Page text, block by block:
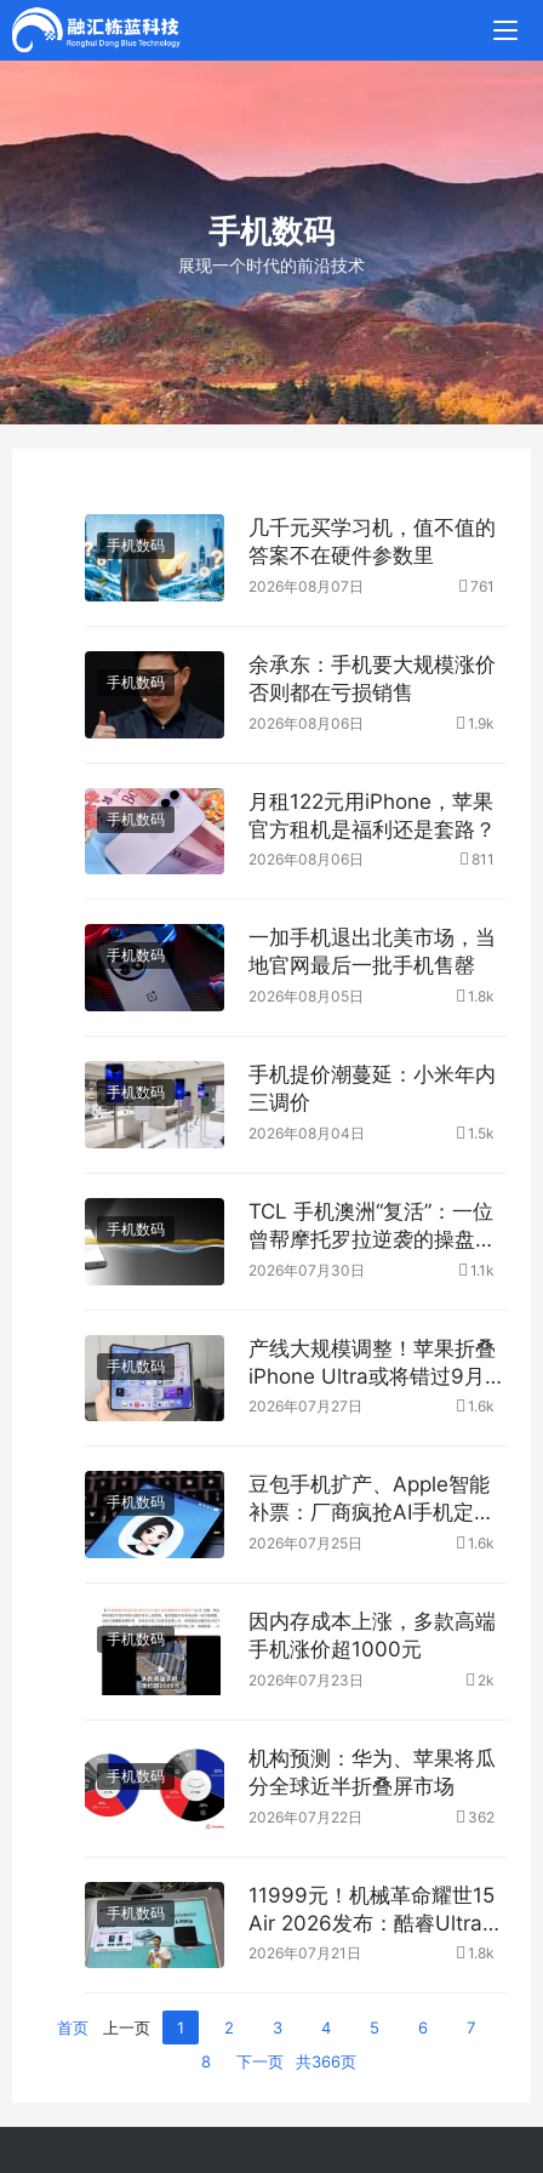
手机数码
展现一个时代的前沿技术
手机数码
几千元买学习机，值不值的
答案不在硬件参数里
2026年08月07日 761
手机数码
余承东：手机要大规模涨价
否则都在亏损销售
2026年08月06日 1.9k
手机数码
月租122元用iPhone，苹果
官方租机是福利还是套路？
2026年08月06日 811
手机数码
一加手机退出北美市场，当
地官网最后一批手机售罄
2026年08月05日 1.8k
手机数码
手机提价潮蔓延：小米年内
三调价
2026年08月04日 1.5k
手机数码
TCL 手机澳洲“复活”：一位
曾帮摩托罗拉逆袭的操盘手
来了
2026年07月30日 1.1k
手机数码
产线大规模调整！苹果折叠
iPhone Ultra或将错过9月新
品发布会
2026年07月27日 1.6k
手机数码
豆包手机扩产、Apple智能
补票：厂商疯抢AI手机定义
权
2026年07月25日 1.6k
手机数码
因内存成本上涨，多款高端
手机涨价超1000元
2026年07月23日 2k
手机数码
机构预测：华为、苹果将瓜
分全球近半折叠屏市场
2026年07月22日 362
手机数码
11999元！机械革命耀世15
Air 2026发布：酷睿Ultra
300+RTX 5060
2026年07月21日 1.8k
首页 上一页 1 2 3 4 5 6
7
8
下一页 共366页